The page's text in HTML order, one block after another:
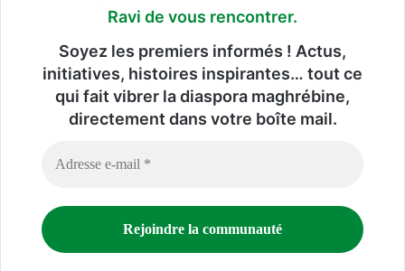
Ravi de vous rencontrer.
Soyez les premiers informés ! Actus,
initiatives, histoires inspirantes… tout ce
qui fait vibrer la diaspora maghrébine,
directement dans votre boîte mail.